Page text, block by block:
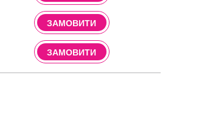
ЗАМОВИТИ
ЗАМОВИТИ